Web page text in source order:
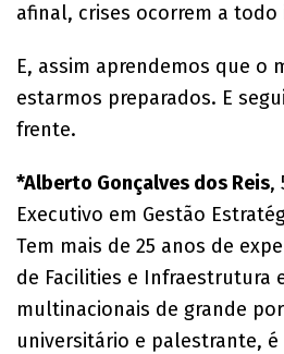
afinal, crises ocorrem a todo
E, assim aprendemos que o
estarmos preparados. E
frente.
*Alberto Gonçalves dos Reis,
Executivo em Gestão
Tem mais de 25 anos de
de Facilities e Infraestrutura
multinacionais de grande
universitário e palestrante,